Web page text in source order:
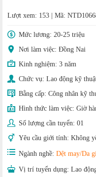
Lượt xem: 153 Mã:
Mức lương: 20-25 triệu
Nơi làm việc: Đồng Nai
Kinh nghiệm: 3 năm
Chức vụ: Lao động kỹ
Bằng cấp: Công nhân kỹ
Hình thức làm việc: Giờ
Số lượng cần tuyển: 01
Yêu cầu giới tính: Không
Ngành nghề: Dệt may/Da
Vị trí tuyển dụng: Lao